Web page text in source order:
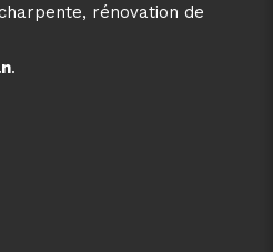
rénovation de
.